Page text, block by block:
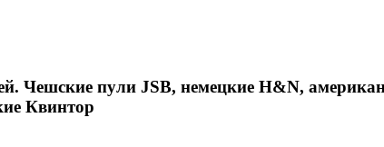
Чешские пули JSB, немецкие H&N,
Квинтор